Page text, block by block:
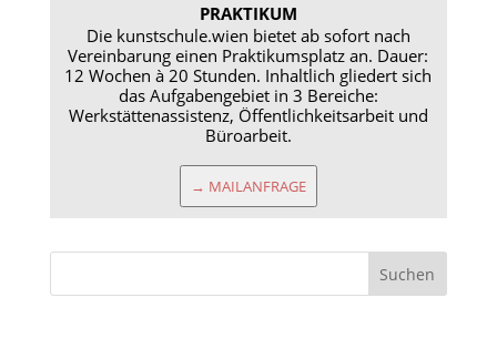
PRAKTIKUM
Die kunstschule.wien bietet ab sofort nach
Vereinbarung einen Praktikumsplatz an. Dauer:
12 Wochen à 20 Stunden. Inhaltlich gliedert sich
das Aufgabengebiet in 3 Bereiche:
Werkstättenassistenz, Öffentlichkeitsarbeit und
Büroarbeit.
→ MAILANFRAGE